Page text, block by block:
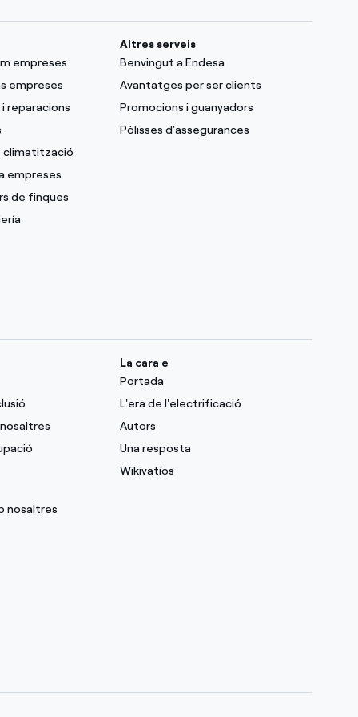
empreses
empreses
reparacions
climatització
empreses
de finques
Altres serveis
Benvingut a Endesa
Avantatges per ser clients
Promocions i guanyadors
Pòlisses d'assegurances
nosaltres
La cara e
Portada
L'era de l'electrificació
Autors
Una resposta
Wikivatios